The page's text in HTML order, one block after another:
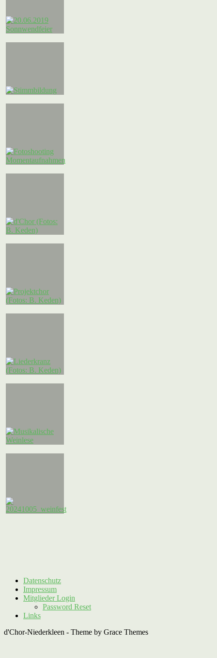
Datenschutz
Impressum
Mitglieder Login
Password Reset
Links
d'Chor-Niederkleen - Theme by Grace Themes